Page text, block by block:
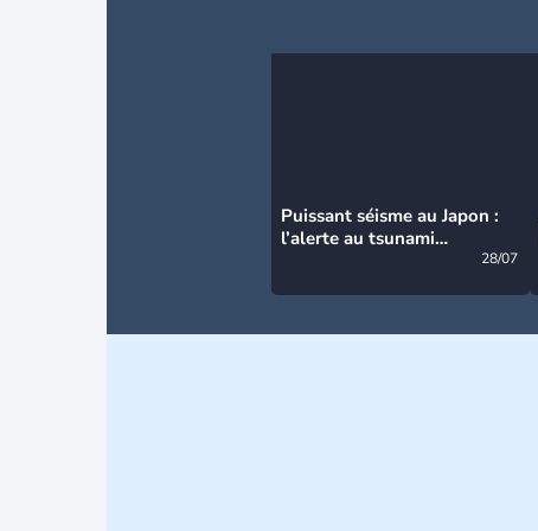
Puissant séisme au Japon :
l’alerte au tsunami
28/07